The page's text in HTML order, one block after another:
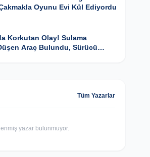
Oyunu Evi Kül Ediyordu
Korkutan Olay! Sulama
Araç Bulundu, Sürücü
Tüm Yazarlar
yazar bulunmuyor.